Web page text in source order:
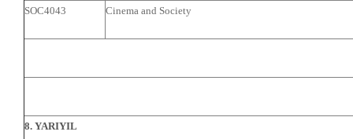
SOC4043 Cinema and Society
8. YARIYIL